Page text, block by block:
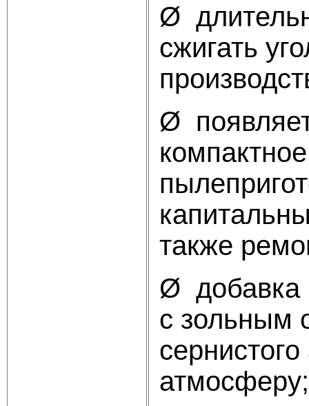
Ø
сжигать
Ø
также
Ø добавка
с зольным
атмосферу;